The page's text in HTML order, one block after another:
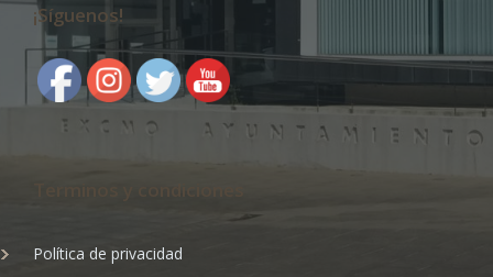
¡Síguenos!
Política de privacidad